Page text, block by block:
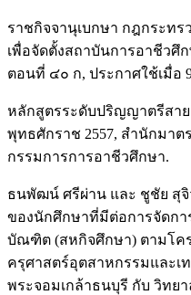
ราชกิจจานุเบกษา กฎกระท
เพื่อจัดตั้งสถาบันการอาชีวศึ
ตอนที่ ๔๐ ก, ประกาศใช้เมื่อ
หลักสูตรระดับปริญญาตรีสา
พุทธศักราช 2557, สำนักมา
กรรมการการอาชีวศึกษา.
ธนพัฒน์ ศรีผ่าน และ ชูชัย สุจิ
ของนักศึกษาที่มีต่อการจัดก
บัณฑิต (สหกิจศึกษา) ตามโค
ครุศาสตร์อุตสาหกรรมและเ
พระจอมเกล้าธนบุรี กับ วิทย